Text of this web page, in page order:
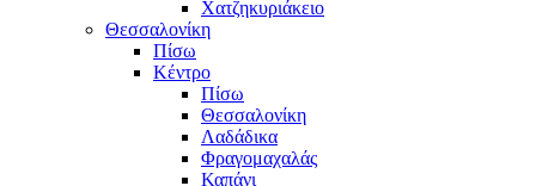
Χατζηκυριάκειο
Θεσσαλονίκη
Πίσω
Κέντρο
Πίσω
Θεσσαλονίκη
Λαδάδικα
Φραγομαχαλάς
Καπάνι